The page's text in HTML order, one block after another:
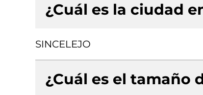
¿Cuál es la ciudad
SINCELEJO
¿Cuál es el tamaño